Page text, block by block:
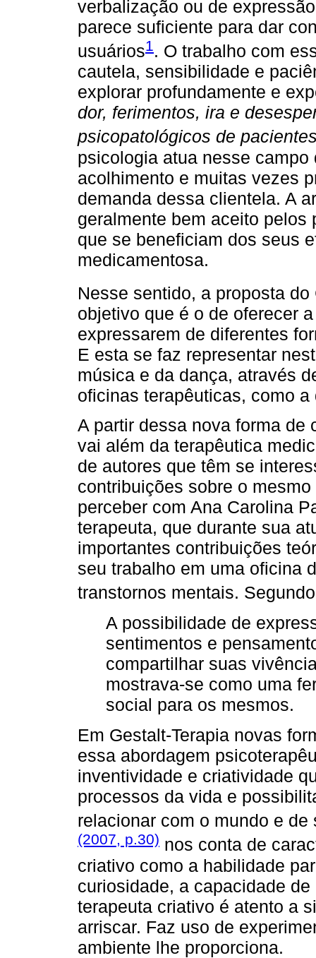
verbalização ou de
parece suficiente para dar
usuários1. O trabalho com
cautela, sensibilidade e
explorar profundamente e
dor, ferimentos, ira e
psicopatológicos de
psicologia atua nesse
acolhimento e muitas vezes
demanda dessa clientela. A
geralmente bem aceito
que se beneficiam dos seus
medicamentosa.
Nesse sentido, a proposta do
objetivo que é o de oferecer
expressarem de diferentes
E esta se faz representar
música e da dança, através
oficinas terapêuticas, como
A partir dessa nova forma de
vai além da terapêutica
de autores que têm se
contribuições sobre o
perceber com Ana Carolina
terapeuta, que durante sua
importantes contribuições
seu trabalho em uma oficina
transtornos mentais.
A possibilidade de
sentimentos e
compartilhar suas
mostrava-se como uma
social para os mesmos.
Em Gestalt-Terapia novas
essa abordagem
inventividade e criatividade
processos da vida e
relacionar com o mundo e
(2007, p.30) nos conta de
criativo como a habilidade
curiosidade, a capacidade
terapeuta criativo é atento a
arriscar. Faz uso de
ambiente lhe proporciona.